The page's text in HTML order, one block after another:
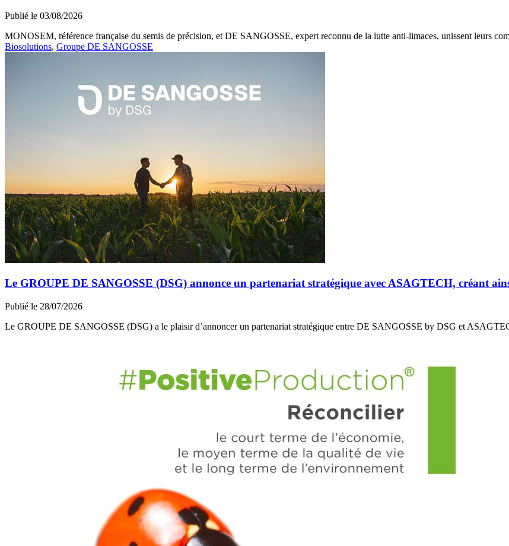
Publié le 03/08/2026
MONOSEM, référence française du semis de précision, et DE SANGOSSE, expert reconnu de la lutte anti-limaces, unissent leurs
Biosolutions, Groupe DE SANGOSSE
Le GROUPE DE SANGOSSE (DSG) annonce un partenariat stratégique avec ASAGTECH, créant
Publié le 28/07/2026
Le GROUPE DE SANGOSSE (DSG) a le plaisir d’annoncer un partenariat stratégique entre DE SANGOSSE by DSG et